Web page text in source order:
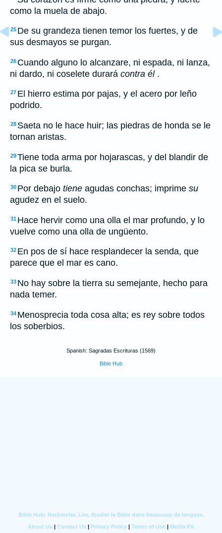
como la muela de abajo.
25 De su grandeza tienen temor los fuertes, y de
sus desmayos se purgan.
26 Cuando alguno lo alcanzare, ni espada, ni lanza,
ni dardo, ni coselete durará contra él.
27 El hierro estima por pajas, y el acero por leño
podrido.
28 Saeta no le hace huir; las piedras de honda se le
tornan aristas.
29Tiene toda arma por hojarascas, y del blandir de
la pica se burla.
30 Por debajo tiene agudas conchas; imprime su
agudez en el suelo.
31 Hace hervir como una olla el mar profundo, y lo
vuelve como una olla de ungüento.
32 En pos de sí hace resplandecer la senda, que
parece que el mar es cano.
33 No hay sobre la tierra su semejante, hecho para
nada temer.
34 Menosprecia toda cosa alta; es rey sobre todos
los soberbios.
Spanish: Sagradas Escrituras (1569)
Bible Hub